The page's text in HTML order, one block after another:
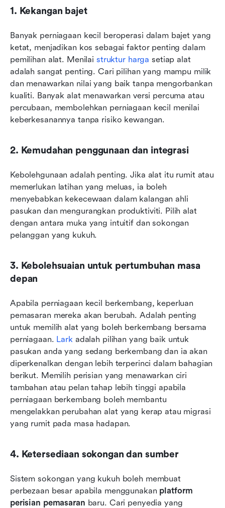
1. Kekangan bajet
Banyak perniagaan kecil beroperasi dalam bajet yang
ketat, menjadikan kos sebagai faktor penting dalam
pemilihan alat. Menilai struktur harga setiap alat
adalah sangat penting. Cari pilihan yang mampu milik
dan menawarkan nilai yang baik tanpa mengorbankan
kualiti. Banyak alat menawarkan versi percuma atau
percubaan, membolehkan perniagaan kecil menilai
keberkesanannya tanpa risiko kewangan.
2. Kemudahan penggunaan dan integrasi
Kebolehgunaan adalah penting. Jika alat itu rumit atau
memerlukan latihan yang meluas, ia boleh
menyebabkan kekecewaan dalam kalangan ahli
pasukan dan mengurangkan produktiviti. Pilih alat
dengan antara muka yang intuitif dan sokongan
pelanggan yang kukuh.
3. Kebolehsuaian untuk pertumbuhan masa
depan
Apabila perniagaan kecil berkembang, keperluan
pemasaran mereka akan berubah. Adalah penting
untuk memilih alat yang boleh berkembang bersama
perniagaan. Lark adalah pilihan yang baik untuk
pasukan anda yang sedang berkembang dan ia akan
diperkenalkan dengan lebih terperinci dalam bahagian
berikut. Memilih perisian yang menawarkan ciri
tambahan atau pelan tahap lebih tinggi apabila
perniagaan berkembang boleh membantu
mengelakkan perubahan alat yang kerap atau migrasi
yang rumit pada masa hadapan.
4. Ketersediaan sokongan dan sumber
Sistem sokongan yang kukuh boleh membuat
perbezaan besar apabila menggunakan platform
perisian pemasaran baru. Cari penyedia yang